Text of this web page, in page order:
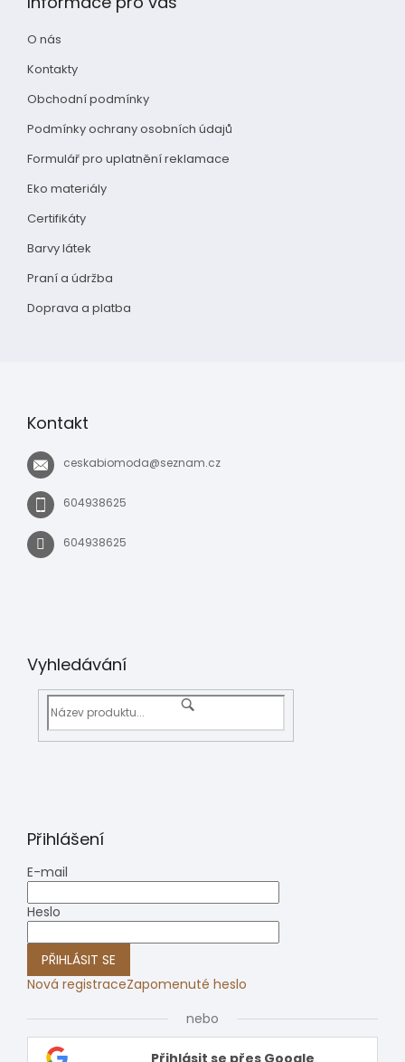
O nás
Kontakty
Obchodní podmínky
Podmínky ochrany osobních údajů
Formulář pro uplatnění reklamace
Eko materiály
Certifikáty
Barvy látek
Praní a údržba
Doprava a platba
Kontakt
ceskabiomoda@seznam.cz
604938625
604938625
Vyhledávání
Přihlášení
E-mail
Heslo
PŘIHLÁSIT SE
Nová registraceZapomenuté heslo
nebo
Přihlásit se přes Google